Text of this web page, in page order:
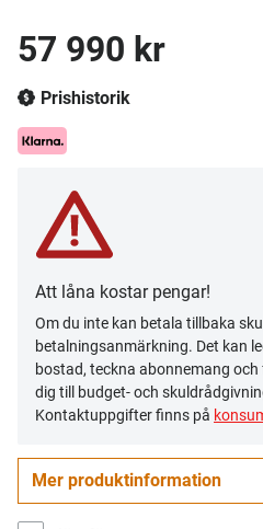
57 990 kr
Prishistorik
Att låna kostar pengar!
Om du inte kan betala tillbaka
betalningsanmärkning. Det kan
bostad, teckna abonnemang
dig till budget- och
Kontaktuppgifter finns på
Mer produktinformation